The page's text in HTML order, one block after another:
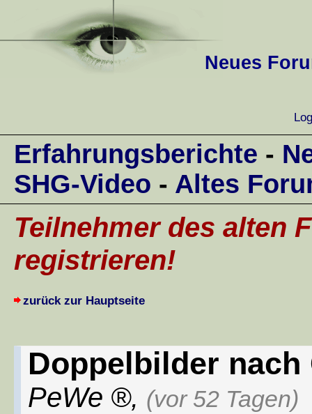
Neues
Erfahrungsberichte -
SHG-Video - Altes
Teilnehmer des alten
registrieren!
zurück zur Hauptseite
Doppelbilder nach
PeWe , (vor 52 Tagen)